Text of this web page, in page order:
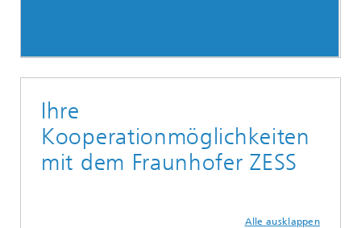
Ihre
Kooperationmöglichkeiten
mit dem Fraunhofer ZESS
Alle ausklappen